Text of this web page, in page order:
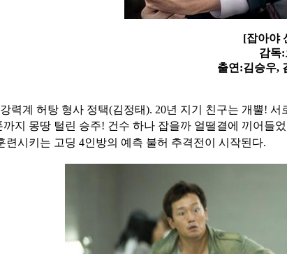
[잡아야
감독:
출연:김승우,
력계 허탕 형사 정택(김정태). 20년 지기 친구는 개뿔!
지 몽땅 털린 승주! 건수 하나 잡을까 얼떨결에 끼어들
련시키는 고딩 4인방의 예측 불허 추격전이 시작된다.